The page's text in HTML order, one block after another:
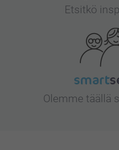
Etsitkö
Olemme täällä